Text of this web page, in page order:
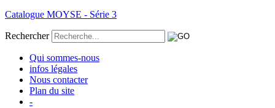
Catalogue MOYSE - Série 3
Rechercher
Qui sommes-nous
infos légales
Nous contacter
Plan du site
-